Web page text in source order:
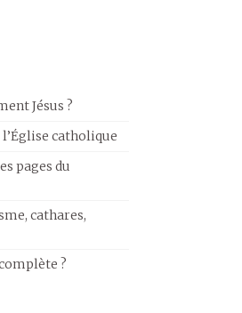
Jésus ?
catholique
pages du
cathares,
?